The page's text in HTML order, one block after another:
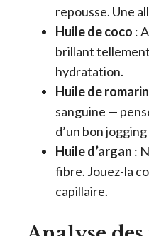
repousse. Une
Huile de coco :
brillant
hydratation.
Huile de romarin
sanguine —
d’un bon
Huile d’argan :
fibre. Jouez-la
capillaire.